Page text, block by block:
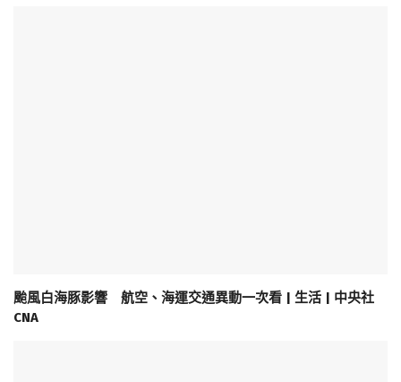
颱風白海豚影響 航空、海運交通異動一次看 | 生活 | 中央社
CNA